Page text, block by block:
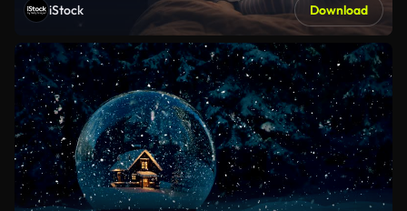
iStock Download